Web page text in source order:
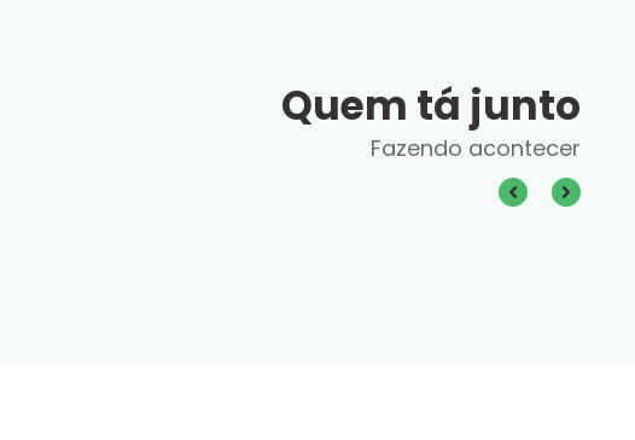
Quem tá junto
Fazendo acontecer